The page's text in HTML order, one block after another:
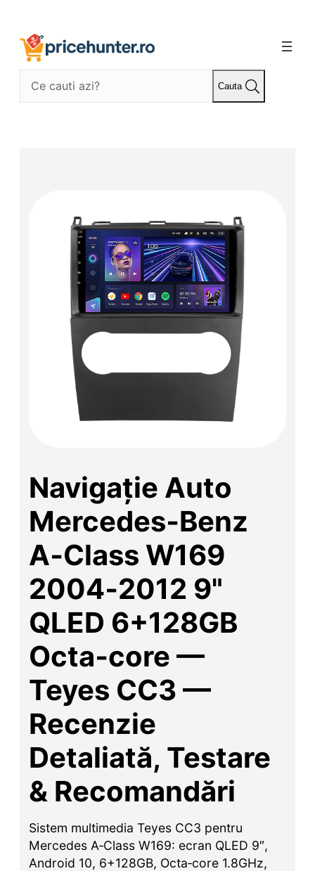
conținut
Cauta
Navigație Auto
Mercedes‑Benz
A‑Class W169
2004‑2012 9"
QLED 6+128GB
Octa‑core —
Teyes CC3 —
Recenzie
Detaliată, Testare
& Recomandări
Sistem multimedia Teyes CC3 pentru
Mercedes A‑Class W169: ecran QLED 9″,
Android 10, 6+128GB, Octa‑core 1.8GHz,